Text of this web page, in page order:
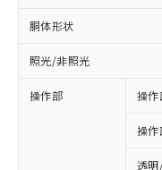
胴体形状
照光/非照光
操作部 操作
操作
透